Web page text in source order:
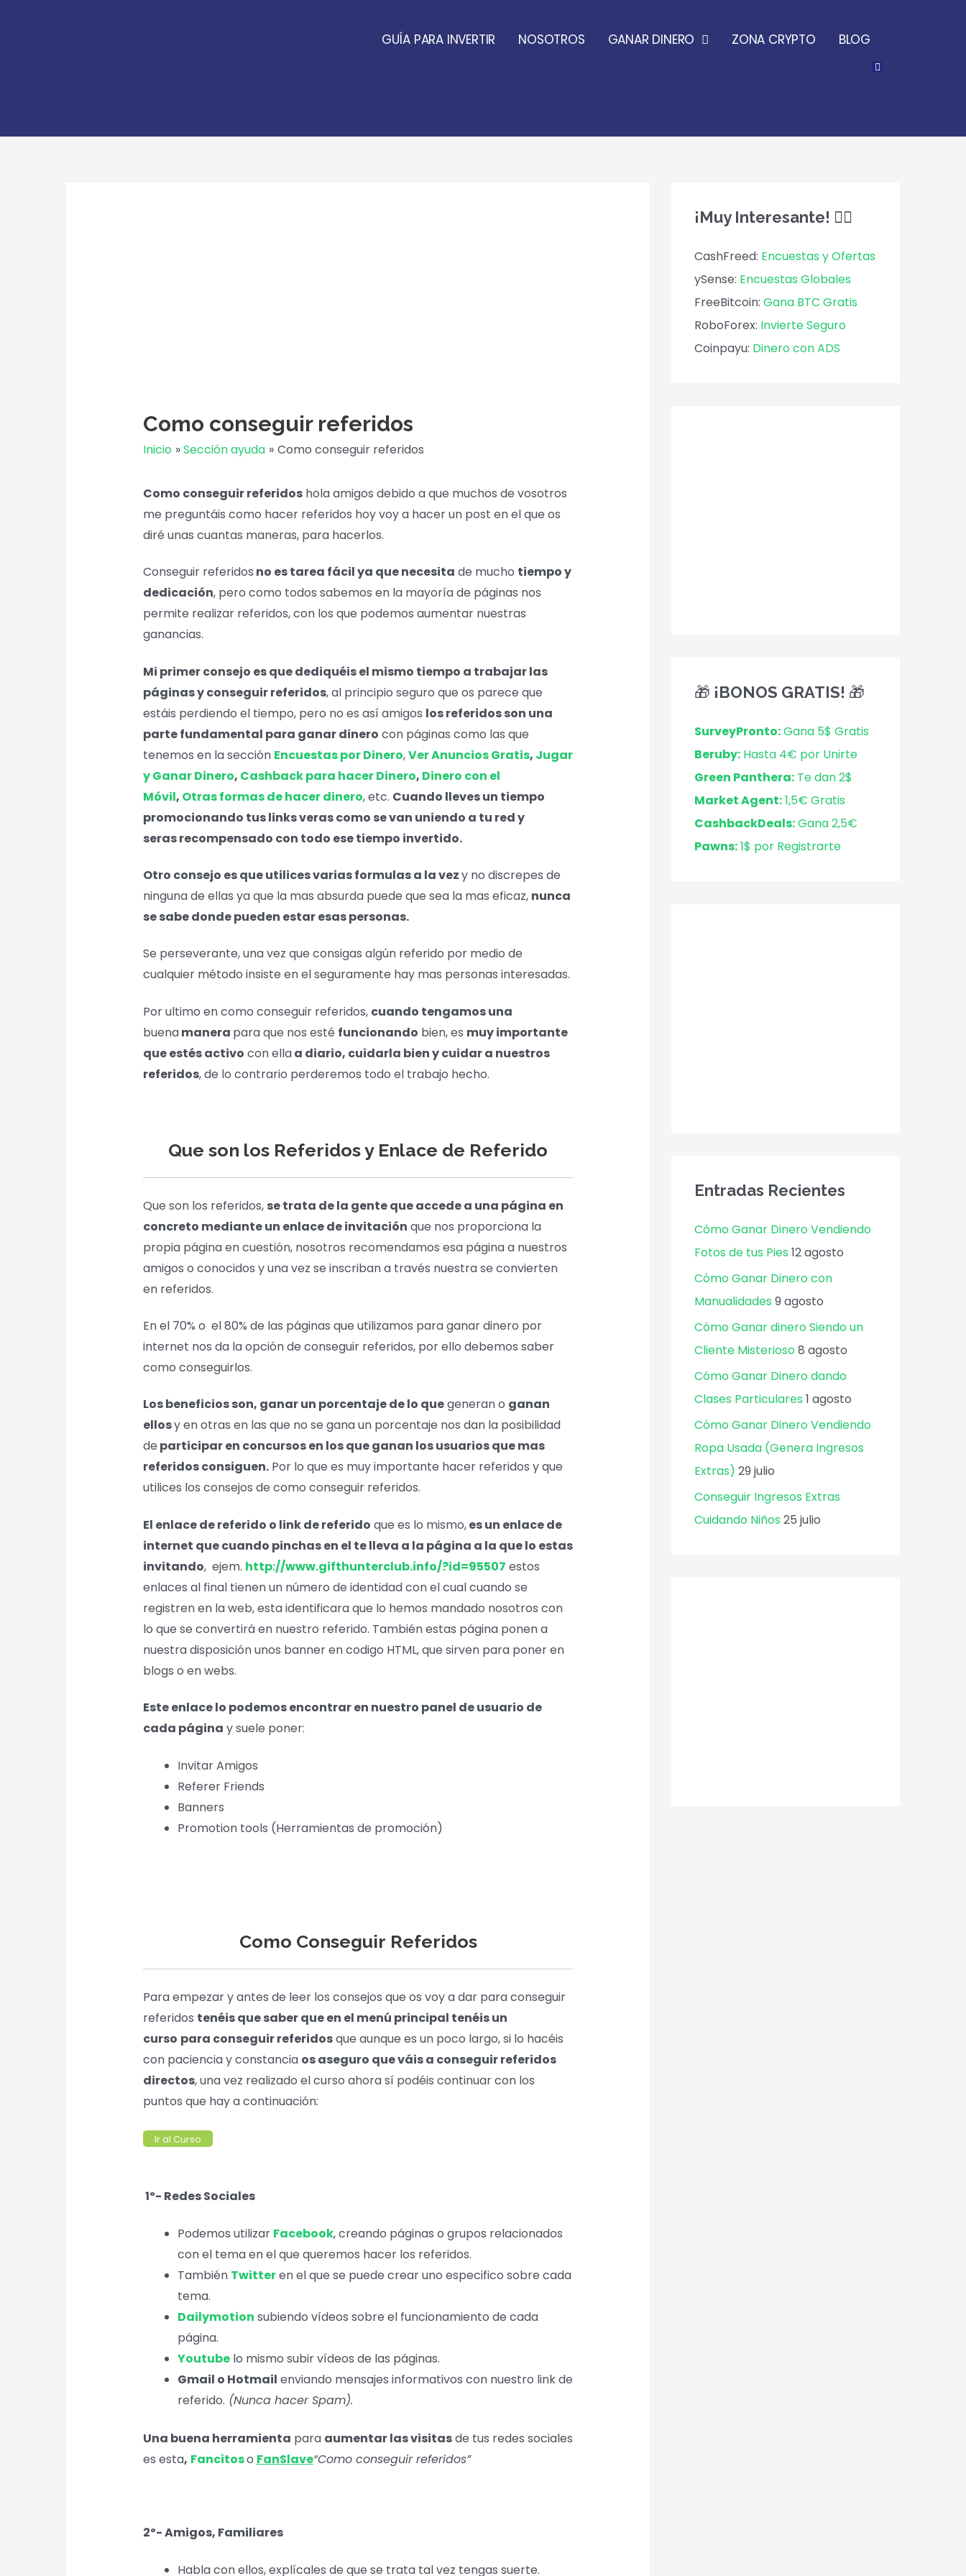
GUÍA PARA INVERTIR NOSOTROS GANAR DINERO ZONA CRYPTO BLOG
Como conseguir referidos
Inicio Sección ayuda Como conseguir referidos
Como conseguir referidoshola amigos debido a que muchos de vosotros
me preguntáis como hacer referidos hoy voy a hacer un post en el que os
diré unas cuantas maneras, para hacerlos.
Conseguir referidos no es tarea fácil ya que necesita de mucho tiempo y
dedicación, pero como todos sabemos en la mayoría de páginas nos
permite realizar referidos, con los que podemos aumentar nuestras
ganancias.
Mi primer consejo es que dediquéis el mismo tiempo a trabajar las
páginas y conseguir referidos, al principio seguro que os parece que
estáis perdiendo el tiempo, pero no es así amigos los referidos son una
parte fundamental para ganar dinero con páginas como las que
tenemos en la sección Encuestas por Dinero,Ver Anuncios Gratis, Jugar
y Ganar Dinero, Cashback para hacer Dinero, Dinero con el
Móvil, Otras formas de hacer dinero, etc. Cuando lleves un tiempo
promocionando tus links veras como se van uniendo a tu red y
seras recompensado con todo ese tiempo invertido.
Otro consejo es que utilices varias formulas a la vezy no discrepes de
ninguna de ellas ya que la mas absurda puede que sea la mas eficaz, nunca
se sabe donde pueden estar esas personas.
Se perseverante, una vez que consigas algún referido por medio de
cualquier método insiste en el seguramente hay mas personas interesadas.
Por ultimo en como conseguir referidos, cuando tengamos una
buenamanera para que nos esté funcionando bien, es muy importante
que estés activo con ellaa diario, cuidarla bien y cuidar a nuestros
referidos, de lo contrario perderemos todo el trabajo hecho.
Que son los Referidos y Enlace de Referido
Que son los referidos, se trata de la gente que accede a una página en
concreto mediante un enlace de invitación que nos proporciona la
propia página en cuestión, nosotros recomendamos esa página a nuestros
amigos o conocidos y una vez se inscriban a través nuestra se convierten
en referidos.
En el 70% o el 80% de las páginas que utilizamos para ganar dinero por
internet nos da la opción de conseguir referidos, por ello debemos saber
como conseguirlos.
Los beneficios son, ganar un porcentaje de lo quegeneran o ganan
ellosy en otras en las que no se gana un porcentaje nos dan la posibilidad
de participar en concursos en los que ganan los usuarios que mas
referidos consiguen.Por lo que es muy importante hacer referidos y que
utilices los consejos de como conseguir referidos.
El enlace de referido o link de referido que es lo mismo,es un enlace de
internet que cuando pinchas en el te lleva a la página a la que lo estas
invitando, ejem. http://www.gifthunterclub.info/?id=95507 estos
enlaces al final tienen un número de identidad con el cual cuando se
registren en la web, esta identificara que lo hemos mandado nosotros con
lo que se convertirá en nuestro referido. También estas página ponen a
nuestra disposición unos banner en codigo HTML, que sirven para poner en
blogs o en webs.
Este enlace lo podemos encontrar en nuestro panel de usuario de
cada página y suele poner:
Invitar Amigos
Referer Friends
Banners
Promotion tools (Herramientas de promoción)
Como Conseguir Referidos
Para empezar y antes de leer los consejos que os voy a dar para conseguir
referidos tenéis que saber que en el menú principal tenéis un
curso para conseguir referidosque aunque es un poco largo, si lo hacéis
con paciencia y constancia os aseguro que váis a conseguir referidos
directos, una vez realizado el curso ahora sí podéis continuar con los
puntos que hay a continuación:
Ir al Curso
1º- Redes Sociales
Podemos utilizar Facebook, creando páginas o grupos relacionados
con el tema en el que queremos hacer los referidos.
También Twitteren el que se puede crear uno especifico sobre cada
tema.
Dailymotion subiendo vídeos sobre el funcionamiento de cada
página.
Youtubelo mismo subir vídeos de las páginas.
Gmail o Hotmail enviando mensajes informativos con nuestro link de
referido. (Nunca hacer Spam).
Una buena herramienta para aumentar las visitasde tus redes sociales
es esta, Fancitoso FanSlave“Como conseguir referidos”
2º- Amigos, Familiares
Habla con ellos, explícales de que se trata tal vez tengas suerte.
¡Muy Interesante! 🕵️‍♀️
CashFreed: Encuestas y Ofertas
ySense: Encuestas Globales
FreeBitcoin: Gana BTC Gratis
RoboForex: Invierte Seguro
Coinpayu: Dinero con ADS
🎁 ¡BONOS GRATIS! 🎁
SurveyPronto:Gana 5$ Gratis
Beruby: Hasta 4€ por Unirte
Green Panthera: Te dan 2$
Market Agent:1,5€ Gratis
CashbackDeals:Gana 2,5€
Pawns:1$ por Registrarte
Entradas Recientes
Cómo Ganar Dinero Vendiendo
Fotos de tus Pies 12 agosto
Cómo Ganar Dinero con
Manualidades 9 agosto
Cómo Ganar dinero Siendo un
Cliente Misterioso8 agosto
Cómo Ganar Dinero dando
Clases Particulares 1 agosto
Cómo Ganar Dinero Vendiendo
Ropa Usada (Genera Ingresos
Extras) 29 julio
Conseguir Ingresos Extras
Cuidando Niños 25 julio